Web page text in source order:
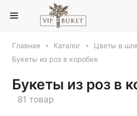
Главная Каталог
Цветы в
Букеты из роз в коробке
Букеты из роз в
81 товар